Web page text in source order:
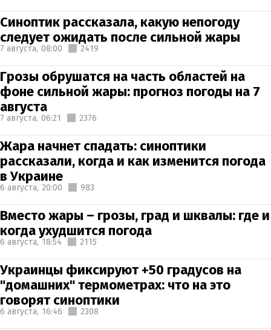
Синоптик рассказала, какую непогоду
следует ожидать после сильной жары
7 августа, 08:00 2419
Грозы обрушатся на часть областей на
фоне сильной жары: прогноз погоды на 7
августа
7 августа, 06:21 2376
Жара начнет спадать: синоптики
рассказали, когда и как изменится погода
в Украине
6 августа, 20:00 983
Вместо жары – грозы, град и шквалы: где и
когда ухудшится погода
6 августа, 18:54 2115
Украинцы фиксируют +50 градусов на
"домашних" термометрах: что на это
говорят синоптики
6 августа, 16:46 2308